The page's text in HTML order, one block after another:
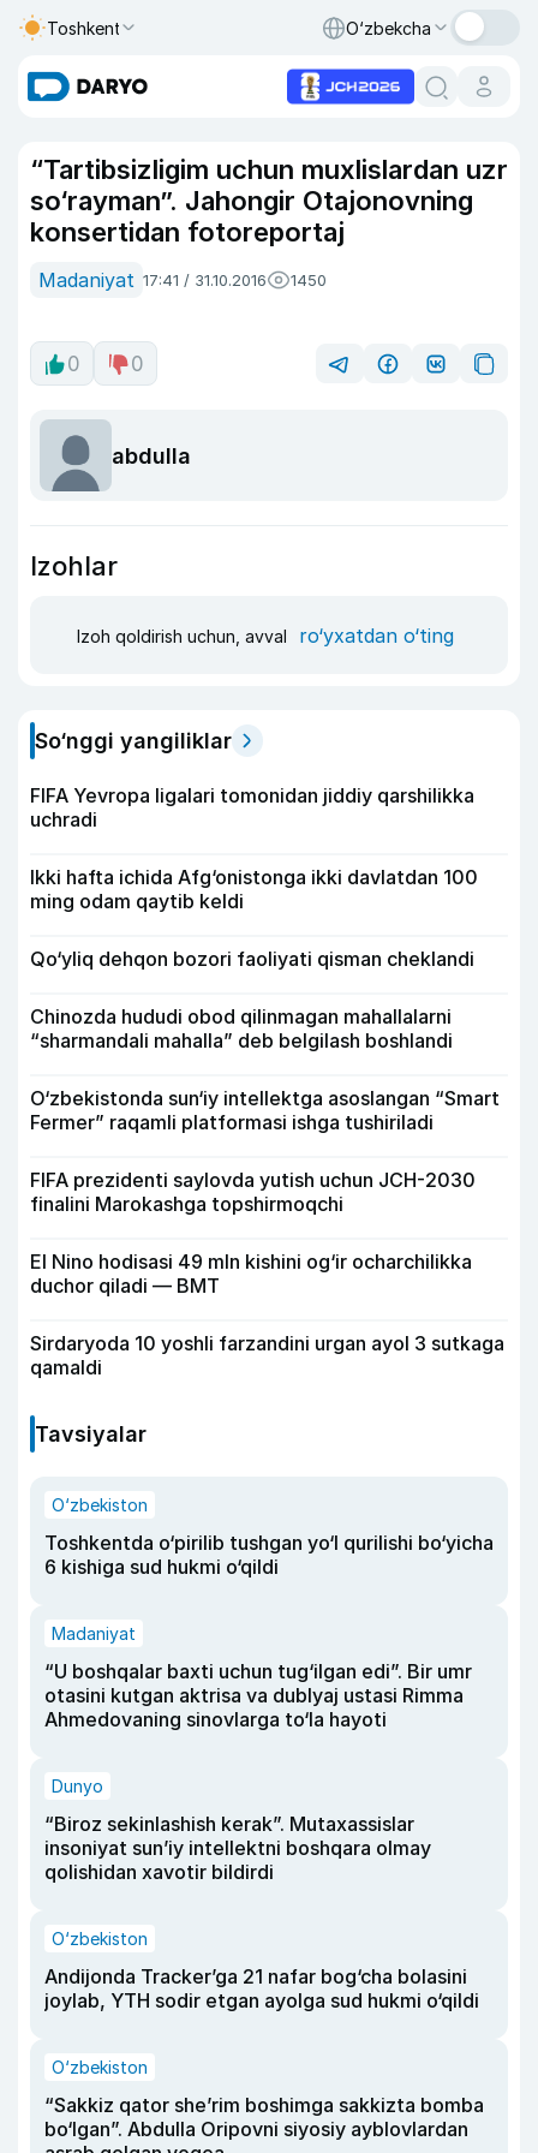
Toshkent O‘zbekcha
“Tartibsizligim uchun muxlislardan uzr
so‘rayman”. Jahongir Otajonovning
konsertidan fotoreportaj
Madaniyat 17:41 / 31.10.2016 1450
0 0
abdulla
Izohlar
Izoh qoldirish uchun, avval ro‘yxatdan o‘ting
So‘nggi yangiliklar
FIFA Yevropa ligalari tomonidan jiddiy qarshilikka
uchradi
Ikki hafta ichida Afg‘onistonga ikki davlatdan 100
ming odam qaytib keldi
Qo‘yliq dehqon bozori faoliyati qisman cheklandi
Chinozda hududi obod qilinmagan mahallalarni
“sharmandali mahalla” deb belgilash boshlandi
O‘zbekistonda sun‘iy intellektga asoslangan “Smart
Fermer” raqamli platformasi ishga tushiriladi
FIFA prezidenti saylovda yutish uchun JCH-2030
finalini Marokashga topshirmoqchi
El Nino hodisasi 49 mln kishini og‘ir ocharchilikka
duchor qiladi — BMT
Sirdaryoda 10 yoshli farzandini urgan ayol 3 sutkaga
qamaldi
Tavsiyalar
O‘zbekiston
Toshkentda o‘pirilib tushgan yo‘l qurilishi bo‘yicha
6 kishiga sud hukmi o‘qildi
Madaniyat
“U boshqalar baxti uchun tug‘ilgan edi”. Bir umr
otasini kutgan aktrisa va dublyaj ustasi Rimma
Ahmedovaning sinovlarga to‘la hayoti
Dunyo
“Biroz sekinlashish kerak”. Mutaxassislar
insoniyat sun’iy intellektni boshqara olmay
qolishidan xavotir bildirdi
O‘zbekiston
Andijonda Tracker’ga 21 nafar bog‘cha bolasini
joylab, YTH sodir etgan ayolga sud hukmi o‘qildi
O‘zbekiston
“Sakkiz qator she’rim boshimga sakkizta bomba
bo‘lgan”. Abdulla Oripovni siyosiy ayblovlardan